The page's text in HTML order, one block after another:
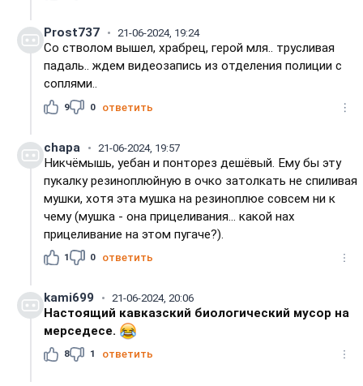
Prost737 21-06-2024, 19:24
Со стволом вышел, храбрец, герой мля.. трусливая
падаль.. ждем видеозапись из отделения полиции с
соплями..
9 0 ответить
chapa 21-06-2024, 19:57
Никчёмышь, уебан и понторез дешёвый. Ему бы эту
пукалку резиноплюйную в очко затолкать не спиливая
мушки, хотя эта мушка на резиноплюе совсем ни к
чему (мушка - она прицеливания... какой нах
прицеливание на этом пугаче?).
1 0 ответить
kami699 21-06-2024, 20:06
Настоящий кавказский биологический мусор на
мерседесе.
8 1 ответить